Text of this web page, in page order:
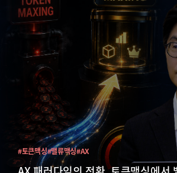
#토큰맥싱#밸류맥싱#AX